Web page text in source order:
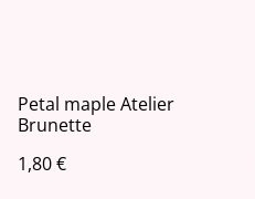
Petal maple Atelier
Brunette
1,80 €